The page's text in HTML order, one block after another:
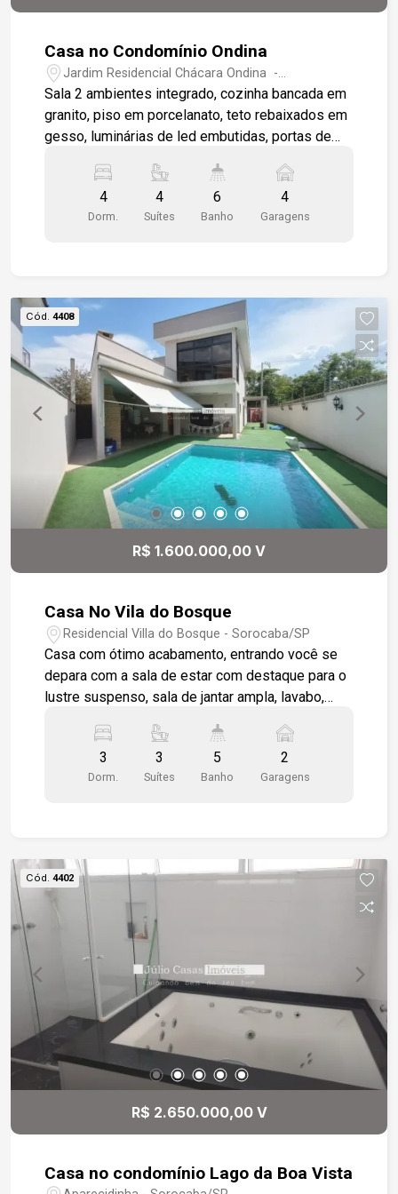
Casa no Condomínio Ondina
Jardim Residencial Chácara Ondina -
Sorocaba/SP
Sala 2 ambientes integrado, cozinha bancada em
granito, piso em porcelanato, teto rebaixados em
gesso, luminárias de led embutidas, portas de
esculpida, dispensa, piscina com hidro, 4 suítes
sendo uma master com banheira, piso 3d, nicho e
espaço para closet, 2 vagas de garagem coberta
4
Dorm.
4
Suítes
6
Banho
4
Garagens
Cód. 4408
R$ 1.600.000,00 V
Casa No Vila do Bosque
Residencial Villa do Bosque - Sorocaba/SP
Casa com ótimo acabamento, entrando você se
depara com a sala de estar com destaque para o
lustre suspenso, sala de jantar ampla, lavabo,
vão da escada, cozinha com bancadas e pia em
mármore, toda com modulado, lustre sobre a
mesa de apoio, lavanderia arejada e com acesso
mármore, piscina aquecida cercada com grama
artificial. No andar superior você tem mais duas
suítes com modulados e a master com closet e
ambas com varandas envidraçadas. Toda casa
com piso porcelanato, escada em mármore,
dormitórios com ar condicionado e ventilador de
teto, salas com pé direito duplo, assim como as
janelas que permitem uma iluminação natural em
todo ambiente
3
Dorm.
3
Suítes
5
Banho
2
Garagens
Cód. 4402
R$ 2.650.000,00 V
Casa no condomínio Lago da Boa Vista